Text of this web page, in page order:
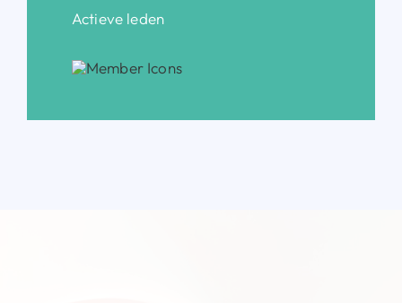
Actieve leden